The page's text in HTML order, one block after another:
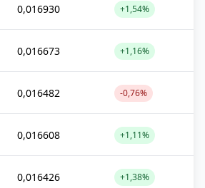
0,016930 +1,54%
0,016673 +1,16%
0,016482 -0,76%
0,016608 +1,11%
0,016426 +1,38%